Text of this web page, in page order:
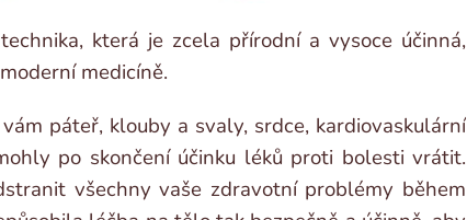
která je zcela přírodní a vysoce účinná,
medicíně.
páteř, klouby a svaly, srdce, kardiovaskulární
po skončení účinku léků proti bolesti vrátit.
všechny vaše zdravotní problémy během